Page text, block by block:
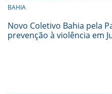
BAHIA
Novo Coletivo Bahia pela
prevenção à violência em